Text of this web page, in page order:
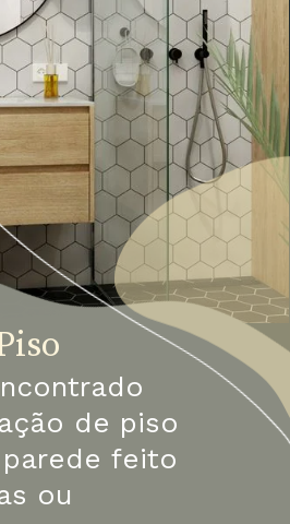
de piso
feito
ou